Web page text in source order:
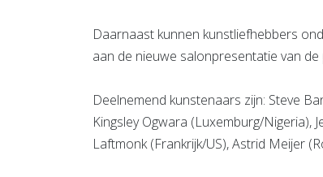
Daarnaast kunnen kunstliefhebbers
aan de nieuwe salonpresentatie van
Deelnemend kunstenaars zijn: Steve
Kingsley Ogwara (Luxemburg/Nigeria),
Laftmonk (Frankrijk/US), Astrid Meijer